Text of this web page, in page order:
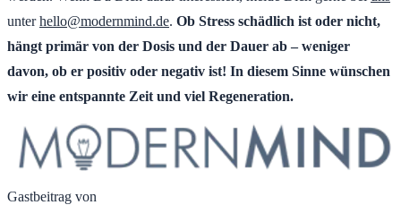
unterhello@modernmind.de. Ob Stress schädlich ist oder nicht,
hängt primär von der Dosis und der Dauer ab – weniger
davon, ob er positiv oder negativ ist! In diesem Sinne wünschen
wir eine entspannte Zeit und viel Regeneration.
Gastbeitrag von